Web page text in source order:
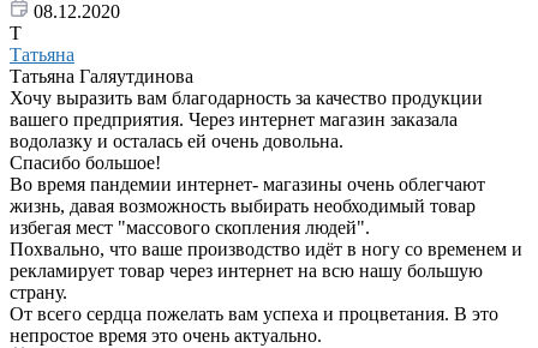
08.12.2020
Т
Татьяна
Татьяна Галяутдинова
Хочу выразить вам благодарность за качество продукции
вашего предприятия. Через интернет магазин заказала
водолазку и осталась ей очень довольна.
Спасибо большое!
Во время пандемии интернет- магазины очень облегчают
жизнь, давая возможность выбирать необходимый товар
избегая мест "массового скопления людей".
Похвально, что ваше производство идёт в ногу со временем и
рекламирует товар через интернет на всю нашу большую
страну.
От всего сердца пожелать вам успеха и процветания. В это
непростое время это очень актуально.